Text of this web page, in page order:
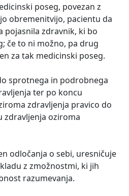
poseg, povezan z
obremenitvijo, pacientu da
pojasnila zdravnik, ki bo
če to ni možno, pa drug
za tak medicinski poseg.
sprotnega in podrobnega
ter po koncu
zdravljenja pravico do
zdravljenja oziroma
odločanja o sebi, uresničuje
z zmožnostmi, ki jih
razumevanja.